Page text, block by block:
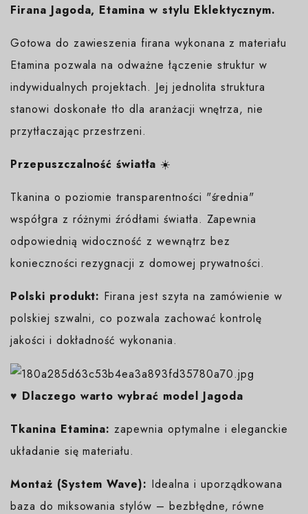
Firana Jagoda, Etamina w stylu Eklektycznym.
Gotowa do zawieszenia firana wykonana z materiału
Etamina pozwala na odważne łączenie struktur w
indywidualnych projektach. Jej jednolita struktura
stanowi doskonałe tło dla aranżacji wnętrza, nie
przytłaczając przestrzeni.
Przepuszczalność światła ☀️
Tkanina o poziomie transparentności "średnia"
współgra z różnymi źródłami światła. Zapewnia
odpowiednią widoczność z wewnątrz bez
konieczności rezygnacji z domowej prywatności.
Polski produkt: Firana jest szyta na zamówienie w
polskiej szwalni, co pozwala zachować kontrolę
jakości i dokładność wykonania.
♥️ Dlaczego warto wybrać model Jagoda
Tkanina Etamina: zapewnia optymalne i eleganckie
układanie się materiału.
Montaż (System Wave): Idealna i uporządkowana
baza do miksowania stylów – bezbłędne, równe